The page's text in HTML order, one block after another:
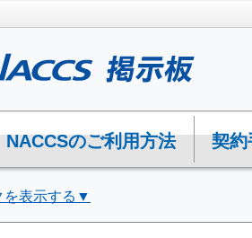
NACCSのご利用方法 契
を表示する▼